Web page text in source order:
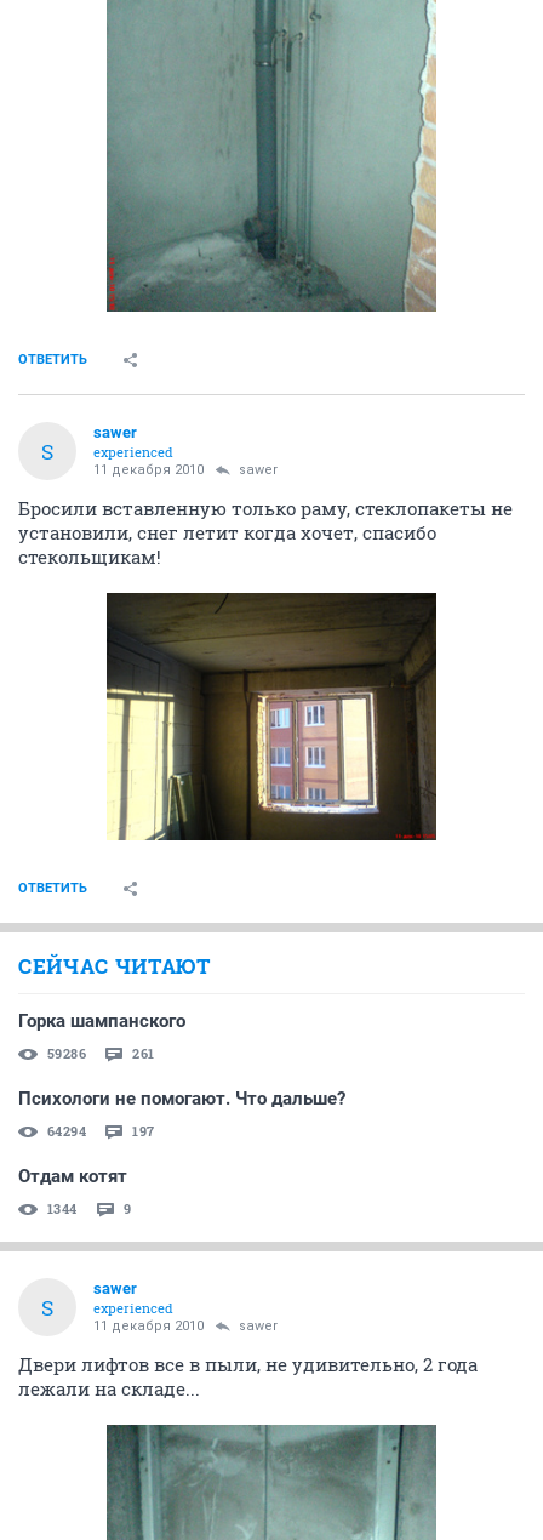
ОТВЕТИТЬ
S
sawer
experienced
11 декабря 2010 sawer
Бросили вставленную только раму, стеклопакеты не
установили, снег летит когда хочет, спасибо
стекольщикам!
ОТВЕТИТЬ
СЕЙЧАС ЧИТАЮТ
Горка шампанского
59286 261
Психологи не помогают. Что дальше?
64294 197
Отдам котят
1344 9
S
sawer
experienced
11 декабря 2010 sawer
Двери лифтов все в пыли, не удивительно, 2 года
лежали на складе...